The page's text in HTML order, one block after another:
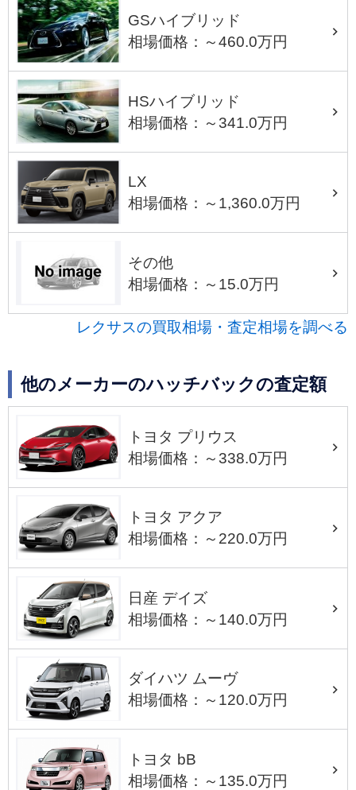
GSハイブリッド
相場価格：～460.0万円
HSハイブリッド
相場価格：～341.0万円
LX
相場価格：～1,360.0万円
その他
相場価格：～15.0万円
レクサスの買取相場・査定相場を調べる
他のメーカーのハッチバックの査定額
トヨタ プリウス
相場価格：～338.0万円
トヨタ アクア
相場価格：～220.0万円
日産 デイズ
相場価格：～140.0万円
ダイハツ ムーヴ
相場価格：～120.0万円
トヨタ bB
相場価格：～135.0万円